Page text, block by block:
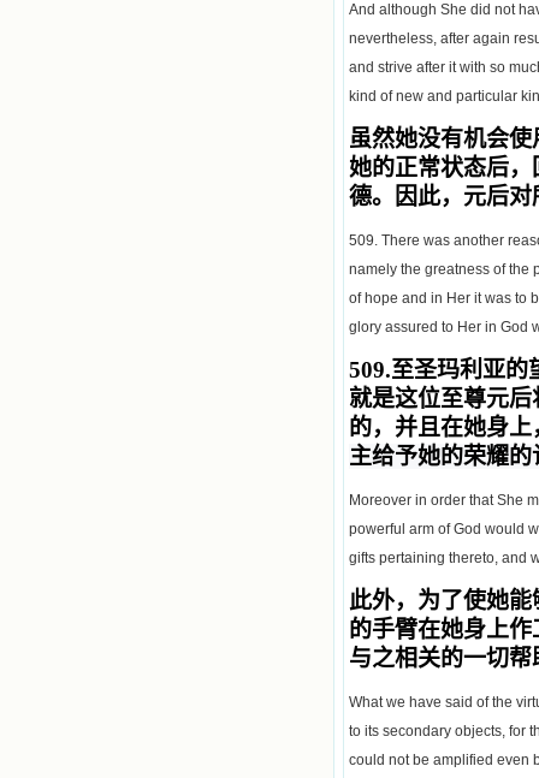
And although She did not
nevertheless, after again
and strive after it with so
kind of new and particular
虽然她没有机会
她的正常状态后
德。因此，元后
509. There was another
namely the greatness of the
of hope and in Her it was to
glory assured to Her in God
509.至圣玛利亚的
就是这位至尊元
的，并且在她身
主给予她的荣耀
Moreover in order that She
powerful arm of God would
gifts pertaining thereto, and
此外，为了使她
的手臂在她身上
与之相关的一切帮
What we have said of the
to its secondary objects, for
could not be amplified even